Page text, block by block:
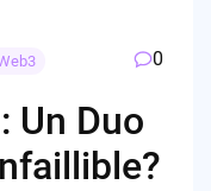
0
Un Duo